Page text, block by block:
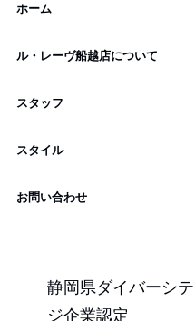
ホーム
ル・レーヴ船越店について
スタッフ
スタイル
お問い合わせ
静岡県ダイバーシ
ジ企業認定